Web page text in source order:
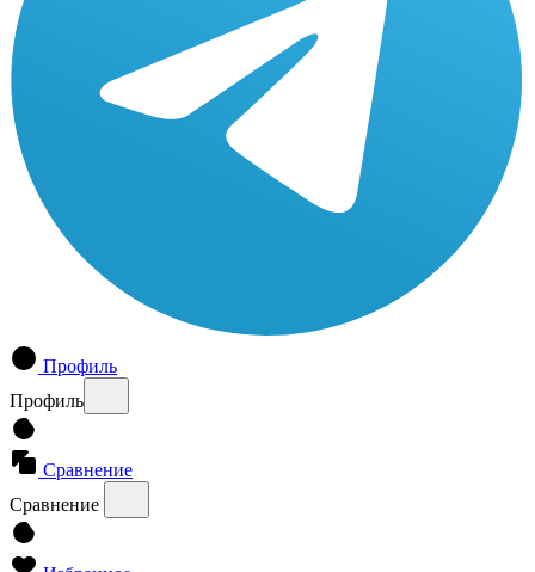
Профиль
Профиль
Сравнение
Сравнение